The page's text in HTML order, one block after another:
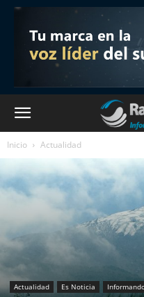
Inicio Actualidad
Actualidad Es Noticia